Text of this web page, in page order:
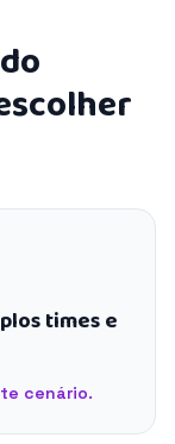
times e
cenário.